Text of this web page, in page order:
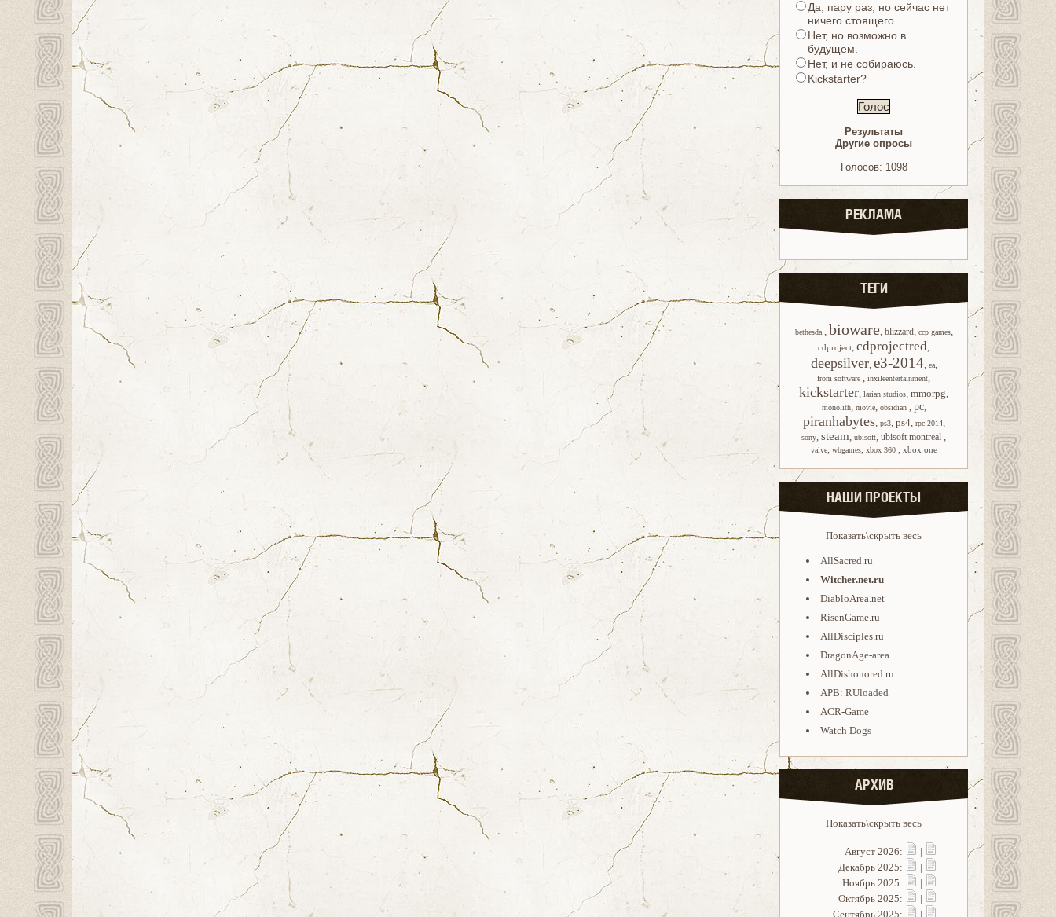
Да, пару раз, но сейчас нет
ничего стоящего.
Нет, но возможно в
будущем.
Нет, и не собираюсь.
Kickstarter?
Результаты
Другие опросы
Голосов: 1098
РЕКЛАМА
ТЕГИ
bethesda , bioware, blizzard, ccp games,
cdproject, cdprojectred,
deepsilver, e3-2014, ea,
from software , inxileentertainment,
kickstarter, larian studios, mmorpg,
monolith, movie, obsidian , pc,
piranhabytes, ps3, ps4, rpc 2014,
sony, steam, ubisoft, ubisoft montreal ,
valve, wbgames, xbox 360 , xbox one
НАШИ ПРОЕКТЫ
Показать\скрыть весь
AllSacred.ru
Witcher.net.ru
DiabloArea.net
RisenGame.ru
AllDisciples.ru
DragonAge-area
AllDishonored.ru
APB: RUloaded
ACR-Game
Watch Dogs
АРХИВ
Показать\скрыть весь
Август 2026:
|
Декабрь 2025:
|
Ноябрь 2025:
|
Октябрь 2025:
|
Сентябрь 2025:
|